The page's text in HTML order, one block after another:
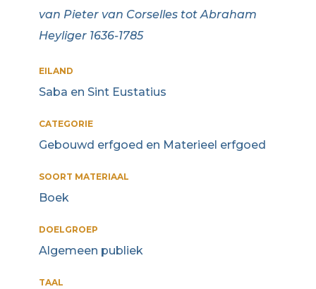
van Pieter van Corselles tot Abraham
Heyliger 1636-1785
EILAND
Saba en Sint Eustatius
CATEGORIE
Gebouwd erfgoed en Materieel erfgoed
SOORT MATERIAAL
Boek
DOELGROEP
Algemeen publiek
TAAL